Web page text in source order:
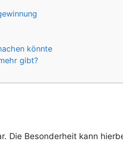
könnte
gibt?
Die Besonderheit kann